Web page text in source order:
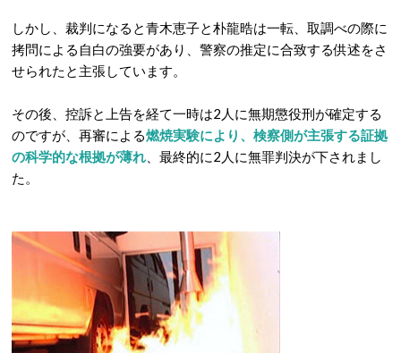
しかし、裁判になると青木恵子と朴龍晧は一転、取調べの際に
拷問による自白の強要があり、警察の推定に合致する供述をさ
せられたと主張しています。
その後、控訴と上告を経て一時は2人に無期懲役刑が確定する
のですが、再審による燃焼実験により、検察側が主張する証拠
の科学的な根拠が薄れ 、最終的に2人に無罪判決が下されまし
た。